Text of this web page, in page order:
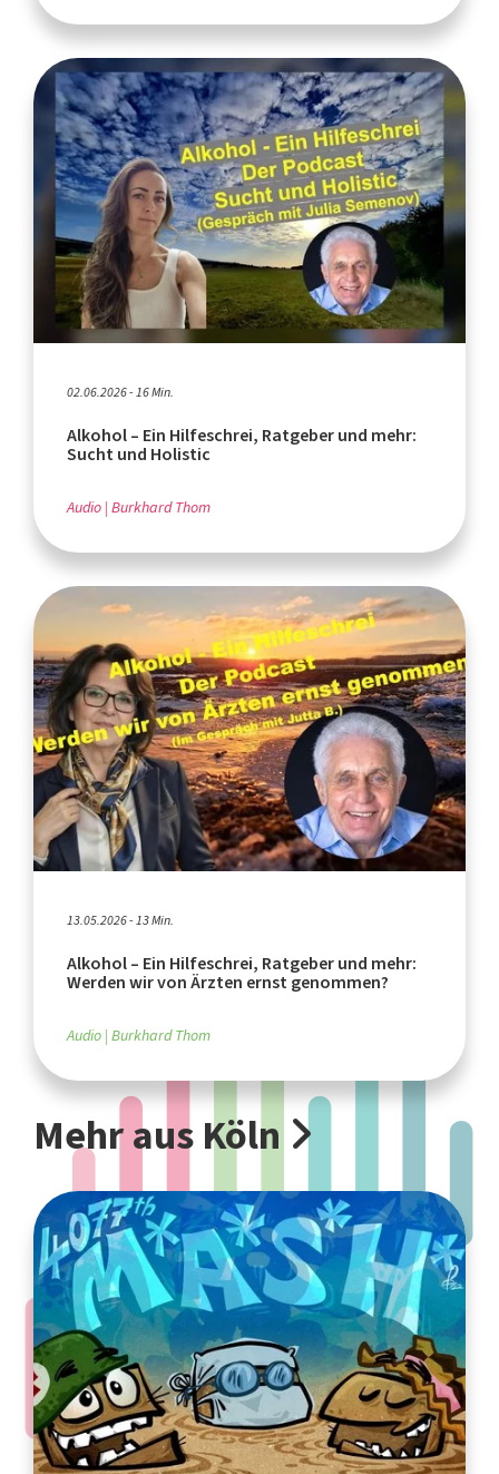
02.06.2026 - 16 Min.
Alkohol – Ein Hilfeschrei, Ratgeber und mehr:
Sucht und Holistic
Audio Burkhard Thom
13.05.2026 - 13 Min.
Alkohol – Ein Hilfeschrei, Ratgeber und mehr:
Werden wir von Ärzten ernst genommen?
Audio Burkhard Thom
Mehr aus Köln